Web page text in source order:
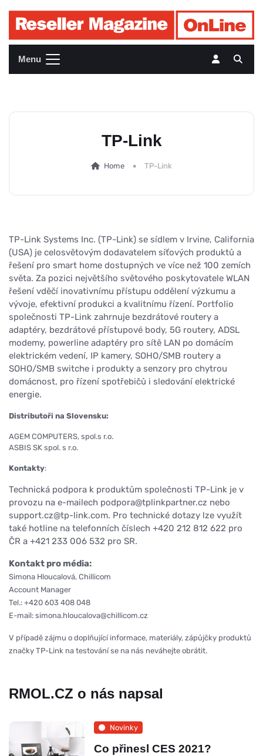
Menu
TP-Link
Home TP-Link
TP-Link Systems Inc. (TP-Link) se sídlem v Irvine, California
(USA) je celosvětovým dodavatelem síťových produktů a
řešení pro smart home dostupných ve více než 100 zemích
světa. Za pozici největšího světového poskytovatele WLAN
řešení vděčí inovativnímu přístupu oddělení výzkumu a
vývoje, efektivní produkci a kvalitnímu řízení. Portfolio
společnosti TP-Link zahrnuje bezdrátové routery a
adaptéry, bezdrátové přístupové body, 5G routery, ADSL
modemy, powerline adaptéry pro sítě LAN po domácím
elektrickém vedení, IP kamery, SOHO/SMB routery a
SOHO/SMB switche i produkty a senzory pro chytrou
domácnost, pro řízení spotřebičů i sledování elektrické
energie.
Distributoři na Slovensku:
AGEM COMPUTERS, spol.s r.o.
ASBIS SK spol. s r.o.
Kontakty:
Technická podpora k produktům společnosti TP-Link je v
provozu na e-mailech podpora@tplinkpartner.cz nebo
support.cz@tp-link.com. Pro technické dotazy lze využít
také hotline na telefonních číslech +420 212 812 622 pro
ČR a +421 233 006 532 pro SR.
Kontakt pro média:
Simona Hloucalová, Chillicom
Account Manager
Tel.: +420 603 408 048
E-mail: simona.hloucalova@chillicom.cz
V případě zájmu o doplňující informace, materiály, zápůjčky produktů
značky TP-Link na testování se na nás neváhejte obrátit.
RMOL.CZ o nás napsal
Novinky
Co přinesl CES 2021?